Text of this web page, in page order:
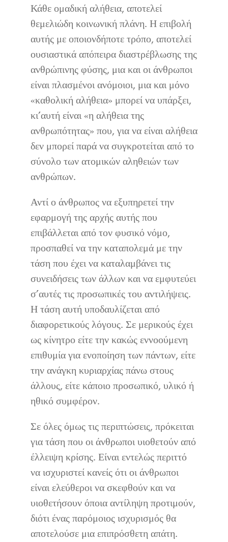
Κάθε ομαδική αλήθεια, αποτελεί
θεμελιώδη κοινωνική πλάνη. Η επιβολή
αυτής με οποιονδήποτε τρόπο, αποτελεί
ουσιαστικά απόπειρα διαστρέβλωσης της
ανθρώπινης φύσης, μια και οι άνθρωποι
είναι πλασμένοι ανόμοιοι, μια και μόνο
«καθολική αλήθεια» μπορεί να υπάρξει,
κι’αυτή είναι «η αλήθεια της
ανθρωπότητας» που, για να είναι αλήθεια
δεν μπορεί παρά να συγκροτείται από το
σύνολο των ατομικών αληθειών των
ανθρώπων.
Αντί ο άνθρωπος να εξυπηρετεί την
εφαρμογή της αρχής αυτής που
επιβάλλεται από τον φυσικό νόμο,
προσπαθεί να την καταπολεμά με την
τάση που έχει να καταλαμβάνει τις
συνειδήσεις των άλλων και να εμφυτεύει
σ’αυτές τις προσωπικές του αντιλήψεις.
Η τάση αυτή υποδαυλίζεται από
διαφορετικούς λόγους. Σε μερικούς έχει
ως κίνητρο είτε την κακώς εννοούμενη
επιθυμία για ενοποίηση των πάντων, είτε
την ανάγκη κυριαρχίας πάνω στους
άλλους, είτε κάποιο προσωπικό, υλικό ή
ηθικό συμφέρον.
Σε όλες όμως τις περιπτώσεις, πρόκειται
για τάση που οι άνθρωποι υιοθετούν από
έλλειψη κρίσης. Είναι εντελώς περιττό
να ισχυριστεί κανείς ότι οι άνθρωποι
είναι ελεύθεροι να σκεφθούν και να
υιοθετήσουν όποια αντίληψη προτιμούν,
διότι ένας παρόμοιος ισχυρισμός θα
αποτελούσε μια επιπρόσθετη απάτη.